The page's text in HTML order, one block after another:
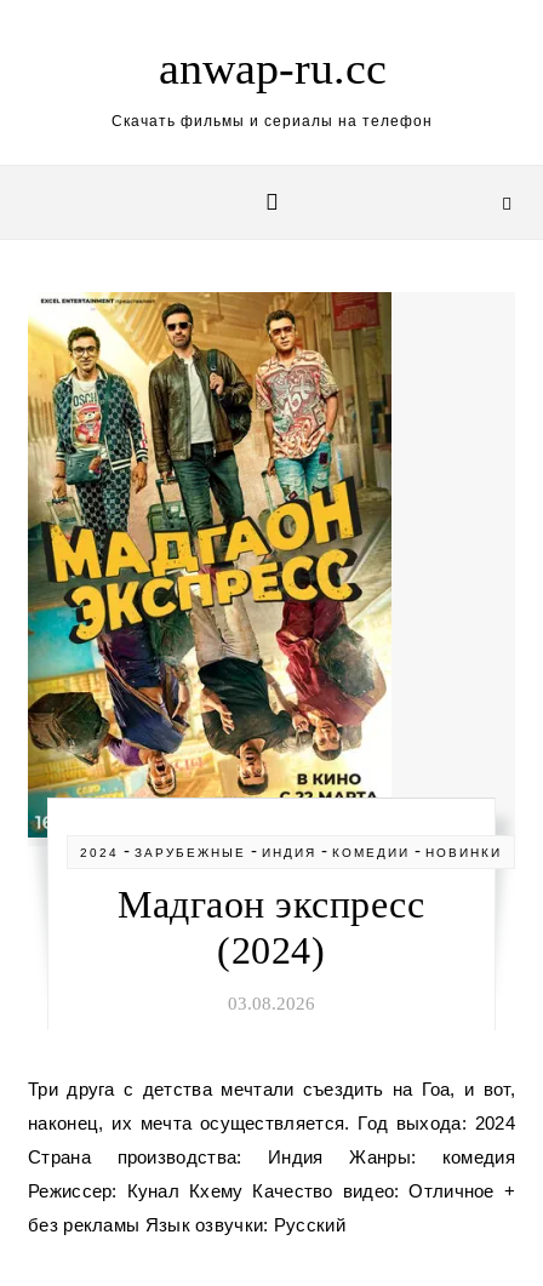
anwap-ru.cc
Скачать фильмы и сериалы на телефон
2024 -ЗАРУБЕЖНЫЕ -ИНДИЯ -КОМЕДИИ -НОВИНКИ
Мадгаон экспресс
(2024)
03.08.2026
Три друга с детства мечтали съездить на Гоа, и вот,
наконец, их мечта осуществляется. Год выхода: 2024
Страна производства: Индия Жанры: комедия
Режиссер: Кунал Кхему Качество видео: Отличное +
без рекламы Язык озвучки: Русский